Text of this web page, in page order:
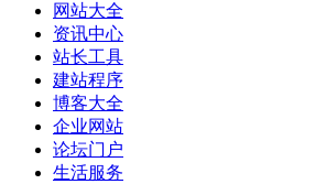
网站大全
资讯中心
站长工具
建站程序
博客大全
企业网站
论坛门户
生活服务